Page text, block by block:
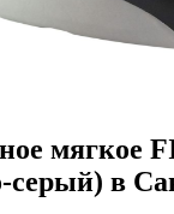
мягкое
серый) в